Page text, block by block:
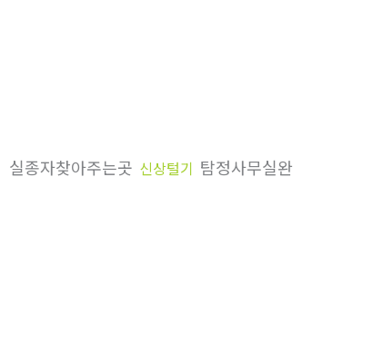
실종자찾아주는곳 신상털기 탐정사무실완